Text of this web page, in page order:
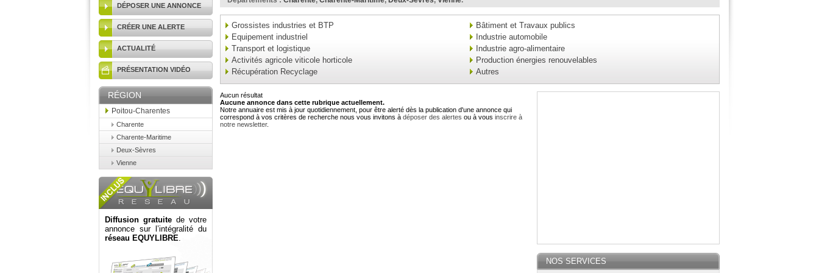
DÉPOSER UNE ANNONCE
CRÉER UNE ALERTE
ACTUALITÉ
PRÉSENTATION VIDÉO
RÉGION
Poitou-Charentes
Charente
Charente-Maritime
Deux-Sèvres
Vienne
Diffusion gratuite de votre
annonce sur l’intégralité du
réseau EQUYLIBRE.
Grossistes industries et BTP
Equipement industriel
Transport et logistique
Activités agricole viticole horticole
Récupération Recyclage
Bâtiment et Travaux publics
Industrie automobile
Industrie agro-alimentaire
Production énergies renouvelables
Autres
Aucun résultat
Aucune annonce dans cette rubrique actuellement.
Notre annuaire est mis à jour quotidiennement, pour être alerté dès la publication d'une annonce qui
correspond à vos critères de recherche nous vous invitons à déposer des alertes ou à vous inscrire à
notre newsletter.
NOS SERVICES